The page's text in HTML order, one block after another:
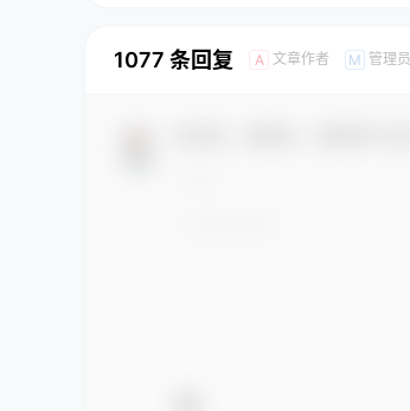
1077 条回复 A 文章作者 M 管理员